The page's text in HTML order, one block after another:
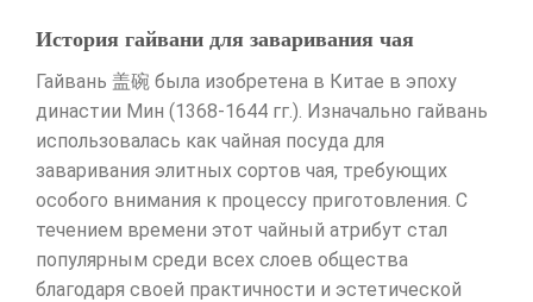
История гайвани для заваривания чая
Гайвань 盖碗 была изобретена в Китае в эпоху
династии Мин (1368-1644 гг.). Изначально гайвань
использовалась как чайная посуда для
заваривания элитных сортов чая, требующих
особого внимания к процессу приготовления. С
течением времени этот чайный атрибут стал
популярным среди всех слоев общества
благодаря своей практичности и эстетической